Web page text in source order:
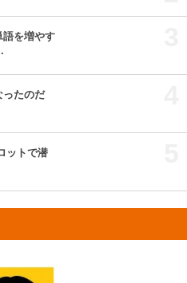
語を増やす
ったのだ
ットで潜